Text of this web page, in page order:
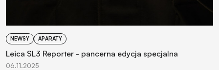
NEWSY APARATY
Leica SL3 Reporter - pancerna edycja specjalna
06.11.2025